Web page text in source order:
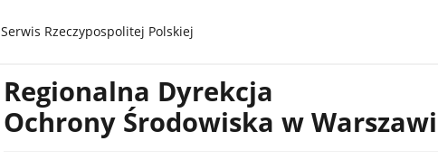
gov.pl
Serwis Rzeczypospolitej Polskiej
Regionalna Dyrekcja
Ochrony Środowiska w